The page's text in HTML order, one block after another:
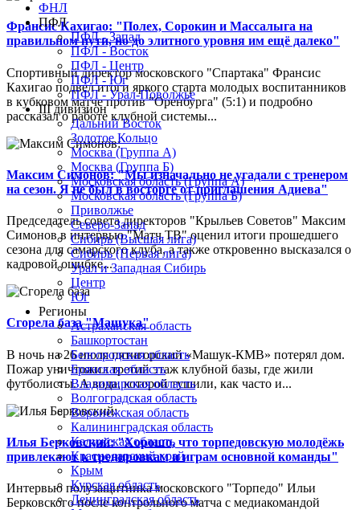
Франсис Кахигао: "Полех, Сорокин и Массалыга на
правильном пути, но до элитного уровня им ещё далеко"
Спортивный директор московского "Спартака" Франсис
Кахигао подвел итоги яркого старта молодых воспитанников
в кубковом матче против "Оренбурга" (5:1) и подробно
рассказал о работе клубной системы...
Максим Симонов: "Мы изначально не угадали с тренером
на сезон. Я не был в восторге от приглашения Адиева"
Председатель совета директоров "Крыльев Советов" Максим
Симонов в интервью "Матч ТВ" оценил итоги прошедшего
сезона для самарского клуба, а также откровенно высказался о
кадровой ошибке...
Сгорела база "Машука"
В ночь на 26 июля пятигорский «Машук-КМВ» потерял дом.
Пожар уничтожил третий этаж клубной базы, где жили
футболисты. А вода, которой тушили, как часто и...
Илья Берковский: "Хорошо, что торпедовскую молодёжь
привлекают к тренировкам и играм основной команды"
Интервью полузащитника московского "Торпедо" Ильи
Берковского после контрольного матча с медиакомандой
ФНЛ
ПФЛ
ПФЛ - Запад
ПФЛ - Восток
ПФЛ - Центр
ПФЛ - Юг
ПФЛ - Урал-Поволжье
III дивизион
Дальний Восток
Золотое Кольцо
Москва (Группа А)
Москва (Группа Б)
Московская область (Группа А)
Московская область (Группа Б)
Приволжье
Северо-Запад
Сибирь (Высшая лига)
Сибирь (Первая лига)
Урал и Западная Сибирь
Центр
Юг
Регионы
Астраханская область
Башкортостан
Белгородская область
Брянская область
Владимирская область
Волгоградская область
Воронежская область
Калининградская область
Калужская область
Краснодарский край
Крым
Курская область
Ленинградская область